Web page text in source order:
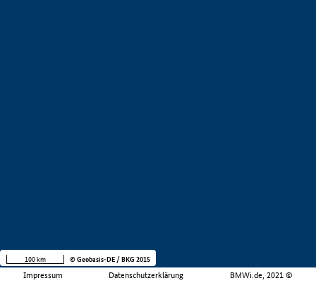
Impressum Datenschutzerklärung BMWi.de, 2021 ©
100 km © Geobasis-DE / BKG 2015